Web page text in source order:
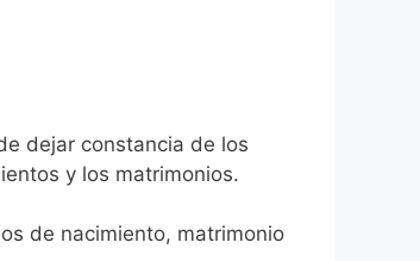
dejar constancia de los
y los matrimonios.
de nacimiento, matrimonio